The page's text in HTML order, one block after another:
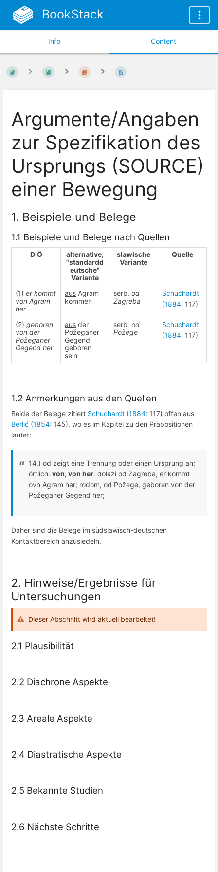
BookStack
Info Content
Argumente/Angaben
zur Spezifikation des
Ursprungs (SOURCE)
einer Bewegung
1. Beispiele und Belege
1.1 Beispiele und Belege nach Quellen
DiÖ
alternative,
"standardd
eutsche"
Variante
slawische
Variante
Quelle
(1) er kommt
von Agram
her
aus Agram
kommen
serb. od
Zagreba
Schuchardt
(1884: 117)
(2) geboren
von der
Požeganer
Gegend her
aus der
Požeganer
Gegend
geboren
sein
serb. od
Požege
Schuchardt
(1884: 117)
1.2 Anmerkungen aus den Quellen
Beide der Belege zitiert Schuchardt (1884: 117) offen aus
Berlić (1854: 145), wo es im Kapitel zu den Präpositionen
lautet:
14.) od zeigt eine Trennung oder einen Ursprung an;
örtlich: von, von her: dolazi od Zagreba, er kommt
ovn Agram her; rodom, od Požege, geboren von der
Požeganer Gegend her;
Daher sind die Belege im südslawisch-deutschen
Kontaktbereich anzusiedeln.
2. Hinweise/Ergebnisse für
Untersuchungen
Dieser Abschnitt wird aktuell bearbeitet!
2.1 Plausibilität
2.2 Diachrone Aspekte
2.3 Areale Aspekte
2.4 Diastratische Aspekte
2.5 Bekannte Studien
2.6 Nächste Schritte